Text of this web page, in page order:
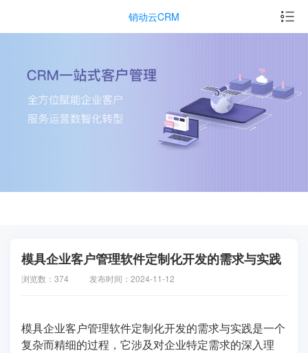
销动云CRM
模具企业客户管理软件定制化开发的需求与实践
浏览数：374 发布时间：2024-11-12
模具企业客户管理软件定制化开发的需求与实践是一个
复杂而精细的过程，它涉及对企业特定需求的深入理